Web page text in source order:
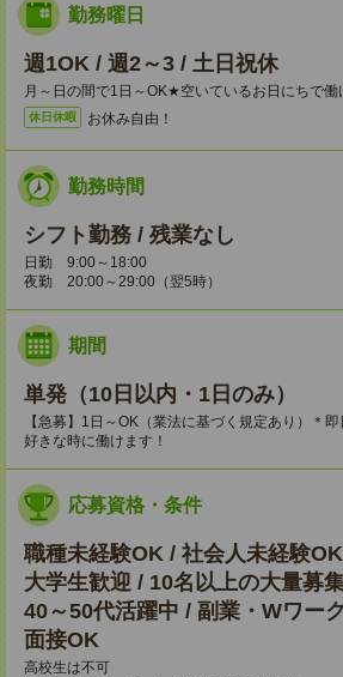
勤務曜日
週1OK / 週2～3 / 土日祝休
月～日の間で1日～OK★空いているお日にちで働
休日休暇 お休み自由！
勤務時間
シフト勤務 / 残業なし
日勤 9:00～18:00
夜勤 20:00～29:00（翌5時）
期間
単発（10日以内・1日のみ）
【急募】1日～OK（業法に基づく規定あり）＊
好きな時に働けます！
応募資格・条件
職種未経験OK / 社会人未経験
大学生歓迎 / 10名以上の大量募
40～50代活躍中 / 副業・Wワー
面接OK
高校生は不可